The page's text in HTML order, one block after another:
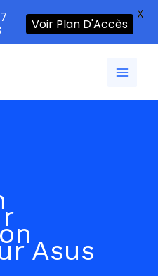
Asus
Voir Plan D'Accès
X